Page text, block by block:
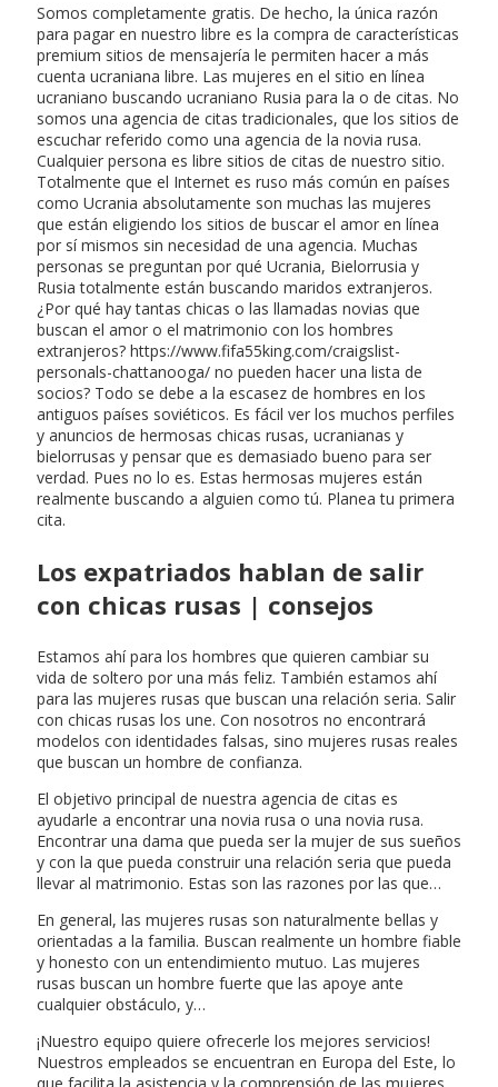
Somos completamente gratis. De hecho, la única razón
para pagar en nuestro libre es la compra de características
premium sitios de mensajería le permiten hacer a más
cuenta ucraniana libre. Las mujeres en el sitio en línea
ucraniano buscando ucraniano Rusia para la o de citas. No
somos una agencia de citas tradicionales, que los sitios de
escuchar referido como una agencia de la novia rusa.
Cualquier persona es libre sitios de citas de nuestro sitio.
Totalmente que el Internet es ruso más común en países
como Ucrania absolutamente son muchas las mujeres
que están eligiendo los sitios de buscar el amor en línea
por sí mismos sin necesidad de una agencia. Muchas
personas se preguntan por qué Ucrania, Bielorrusia y
Rusia totalmente están buscando maridos extranjeros.
¿Por qué hay tantas chicas o las llamadas novias que
buscan el amor o el matrimonio con los hombres
extranjeros? https://www.fifa55king.com/craigslist-
personals-chattanooga/ no pueden hacer una lista de
socios? Todo se debe a la escasez de hombres en los
antiguos países soviéticos. Es fácil ver los muchos perfiles
y anuncios de hermosas chicas rusas, ucranianas y
bielorrusas y pensar que es demasiado bueno para ser
verdad. Pues no lo es. Estas hermosas mujeres están
realmente buscando a alguien como tú. Planea tu primera
cita.
Los expatriados hablan de salir
con chicas rusas | consejos
Estamos ahí para los hombres que quieren cambiar su
vida de soltero por una más feliz. También estamos ahí
para las mujeres rusas que buscan una relación seria. Salir
con chicas rusas los une. Con nosotros no encontrará
modelos con identidades falsas, sino mujeres rusas reales
que buscan un hombre de confianza.
El objetivo principal de nuestra agencia de citas es
ayudarle a encontrar una novia rusa o una novia rusa.
Encontrar una dama que pueda ser la mujer de sus sueños
y con la que pueda construir una relación seria que pueda
llevar al matrimonio. Estas son las razones por las que…
En general, las mujeres rusas son naturalmente bellas y
orientadas a la familia. Buscan realmente un hombre fiable
y honesto con un entendimiento mutuo. Las mujeres
rusas buscan un hombre fuerte que las apoye ante
cualquier obstáculo, y…
¡Nuestro equipo quiere ofrecerle los mejores servicios!
Nuestros empleados se encuentran en Europa del Este, lo